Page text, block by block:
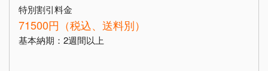
特別割引料金
71500円（税込、送料別）
基本納期：2週間以上